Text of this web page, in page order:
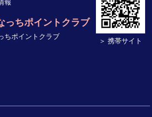
報
っちポイントクラブ
ちポイントクラブ
＞ 携帯サイト